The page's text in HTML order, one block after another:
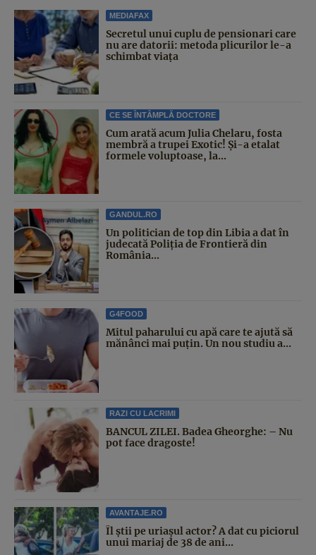
MEDIAFAX
Secretul unui cuplu de pensionari care
nu are datorii: metoda plicurilor le-a
schimbat viața
CE SE ÎNTÂMPLĂ DOCTORE
Cum arată acum Julia Chelaru, fosta
membră a trupei Exotic! Și-a etalat
formele voluptoase, la...
GANDUL.RO
Un politician de top din Libia a dat în
judecată Poliția de Frontieră din
România...
G4FOOD
Mitul paharului cu apă care te ajută să
mănânci mai puțin. Un nou studiu a...
RAZI CU LACRIMI
BANCUL ZILEI. Badea Gheorghe: – Nu
pot face dragoste!
AVANTAJE.RO
Îl știi pe uriașul actor? A dat cu piciorul
unui mariaj de 38 de ani...